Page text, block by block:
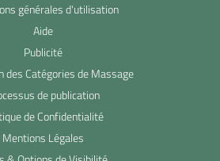
générales d'utilisation
Aide
Publicité
des Catégories de Massage
de publication
de Confidentialité
Mentions Légales